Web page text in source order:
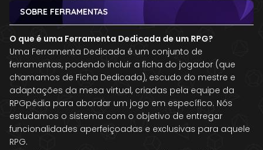
SOBRE FERRAMENTAS
O que é uma Ferramenta Dedicada de um RPG?
Uma Ferramenta Dedicada é um conjunto de
ferramentas, podendo incluir a ficha do jogador (que
chamamos de Ficha Dedicada), escudo do mestre e
adaptações da mesa virtual, criadas pela equipe da
RPGpédia para abordar um jogo em específico. Nós
estudamos o sistema com o objetivo de entregar
funcionalidades aperfeiçoadas e exclusivas para aquele
RPG.